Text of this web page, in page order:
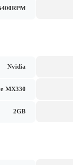
Nvidia
MX330
2GB